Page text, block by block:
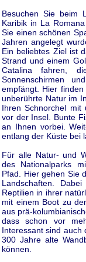
Besuchen Sie beim
Karibik in La
Sie einen schönen
Jahren angelegt
Ein beliebtes Ziel ist
Strand und einem
Catalina fahren,
Sonnenschirmen
empfängt. Hier
unberührte Natur im
Ihren Schnorchel mit
vor der Insel. Bunte
an Ihnen vorbei.
entlang der Küste bei
Für alle Natur- und
des Nationalparks
Pfad. Hier gehen Sie
Landschaften.
Reptilien in ihrer
mit einem Boot zu
aus prä-
dass schon vor
Interessant sind auch
300 Jahre alte
können.